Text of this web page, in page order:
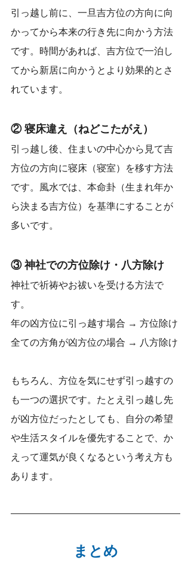
引っ越し前に、一旦吉方位の方向に向
かってから本来の行き先に向かう方法
です。時間があれば、吉方位で一泊し
てから新居に向かうとより効果的とさ
れています。
② 寝床違え（ねどこたがえ）
引っ越し後、住まいの中心から見て吉
方位の方向に寝床（寝室）を移す方法
です。風水では、本命卦（生まれ年か
ら決まる吉方位）を基準にすることが
多いです。
③ 神社での方位除け・八方除け
神社で祈祷やお祓いを受ける方法で
す。
年の凶方位に引っ越す場合 → 方位除け
全ての方角が凶方位の場合 → 八方除け
もちろん、方位を気にせず引っ越すの
も一つの選択です。たとえ引っ越し先
が凶方位だったとしても、自分の希望
や生活スタイルを優先することで、か
えって運気が良くなるという考え方も
あります。
まとめ